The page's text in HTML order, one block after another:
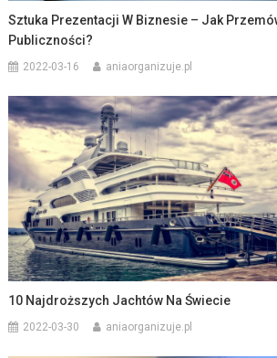
Sztuka Prezentacji W Biznesie – Jak
Publiczności?
2022-03-16 aniaorganizuje.pl
10 Najdroższych Jachtów Na Świecie
2022-03-30 aniaorganizuje.pl